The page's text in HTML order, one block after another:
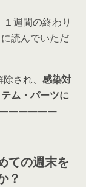
１週間の終わり
読んでいただ
れ、 感染対
ム・パーツに
ての週末を
？